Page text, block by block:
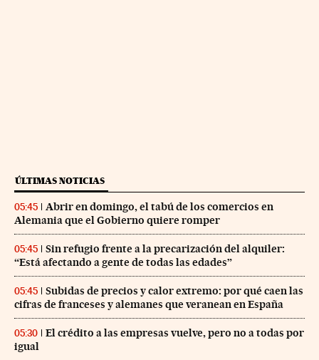
ÚLTIMAS NOTICIAS
05:45
Abrir en domingo, el tabú de los comercios en
Alemania que el Gobierno quiere romper
05:45
Sin refugio frente a la precarización del alquiler:
“Está afectando a gente de todas las edades”
05:45
Subidas de precios y calor extremo: por qué caen las
cifras de franceses y alemanes que veranean en España
05:30
El crédito a las empresas vuelve, pero no a todas por
igual